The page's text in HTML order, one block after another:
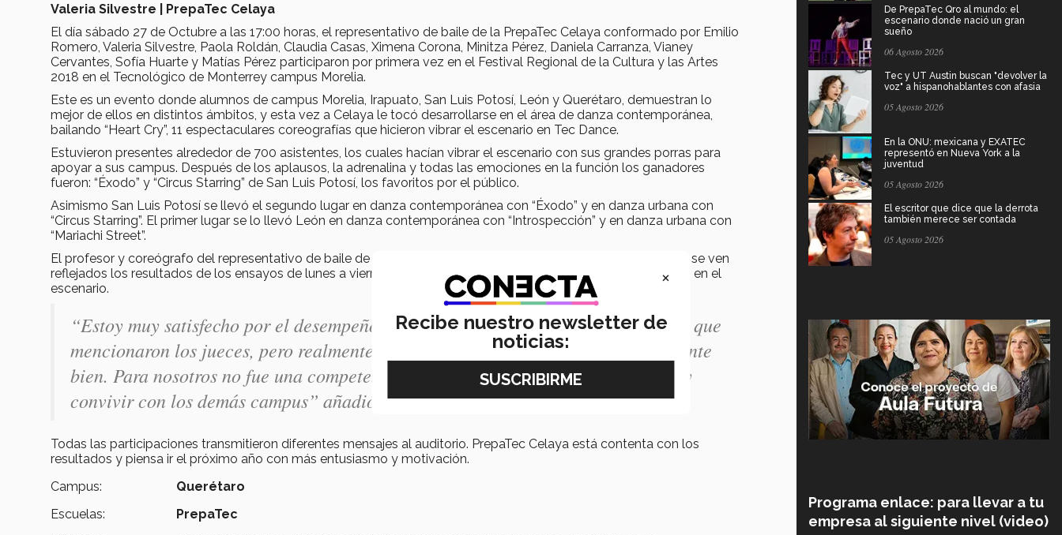
Valeria Silvestre | PrepaTec Celaya
El día sábado 27 de Octubre a las 17:00 horas, el representativo de baile de la PrepaTec Celaya conformado por Emilio
Romero, Valeria Silvestre, Paola Roldán, Claudia Casas, Ximena Corona, Minitza Pérez, Daniela Carranza, Vianey
Cervantes, Sofía Huarte y Matías Pérez participaron por primera vez en el Festival Regional de la Cultura y las Artes
2018 en el Tecnológico de Monterrey campus Morelia.
Este es un evento donde alumnos de campus Morelia, Irapuato, San Luis Potosí, León y Querétaro, demuestran lo
mejor de ellos en distintos ámbitos, y esta vez a Celaya le tocó desarrollarse en el área de danza contemporánea,
bailando “Heart Cry”, 11 espectaculares coreografías que hicieron vibrar el escenario en Tec Dance.
Estuvieron presentes alrededor de 700 asistentes, los cuales hacían vibrar el escenario con sus grandes porras para
apoyar a sus campus. Después de los aplausos, la adrenalina y todas las emociones en la función los ganadores
fueron: “Éxodo” y “Circus Starring” de San Luis Potosí, los favoritos por el público.
Asimismo San Luis Potosí se llevó el segundo lugar en danza contemporánea con “Éxodo” y en danza urbana con
“Circus Starring”. El primer lugar se lo llevó León en danza contemporánea con “Introspección” y en danza urbana con
“Mariachi Street”.
El profesor y coreógrafo del representativo de baile de PrepaTec Celaya, Francisco Lemus, nos comparte que se ven
reflejados los resultados de los ensayos de lunes a viernes, la dedicación y esfuerzo que los alumnos pusieron en el
escenario.
“Estoy muy satisfecho por el desempeño de todos, creo que hay puntos a mejorar que
mencionaron los jueces, pero realmente para ser la primera ocasión estuvo bastante
bien. Para nosotros no fue una competencia sino una oportunidad para conocer y
convivir con los demás campus” añadió.
Todas las participaciones transmitieron diferentes mensajes al auditorio. PrepaTec Celaya está contenta con los
resultados y piensa ir el próximo año con más entusiasmo y motivación.
Campus:
Querétaro
Escuelas:
PrepaTec
De PrepaTec Qro al mundo: el
escenario donde nació un gran
sueño
06 Agosto 2026
Tec y UT Austin buscan "devolver la
voz" a hispanohablantes con afasia
05 Agosto 2026
En la ONU: mexicana y EXATEC
representó en Nueva York a la
juventud
05 Agosto 2026
El escritor que dice que la derrota
también merece ser contada
05 Agosto 2026
Programa enlace: para llevar a tu
empresa al siguiente nivel (video)
×
Recibe nuestro newsletter de
noticias: